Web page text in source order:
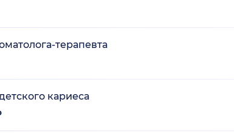
терапевта
кариеса